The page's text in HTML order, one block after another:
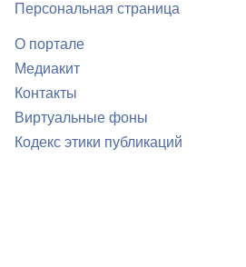
Персональная страница
О портале
Медиакит
Контакты
Виртуальные фоны
Кодекс этики публикаций